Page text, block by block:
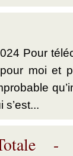
Pour
moi et
s’est...